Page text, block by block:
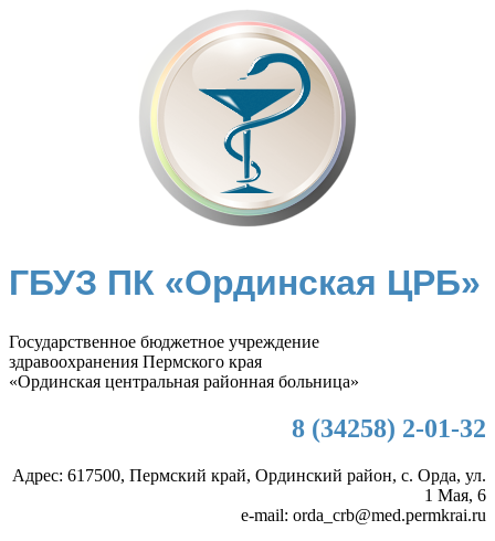
ГБУЗ ПК «Ординская ЦРБ»
Государственное бюджетное учреждение
здравоохранения Пермского края
«Ординская центральная районная больница»
8 (34258) 2-01-32
Адрес: 617500, Пермский край, Ординский район, с. Орда, ул.
1 Мая, 6
e-mail: orda_crb@med.permkrai.ru